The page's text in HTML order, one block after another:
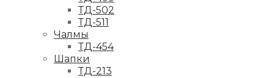
ТД-502
ТД-511
Чалмы
ТД-454
Шапки
ТД-213